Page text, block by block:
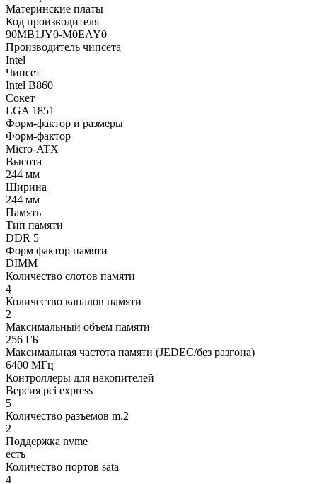
Материнские платы
Код производителя
90MB1JY0-M0EAY0
Производитель чипсета
Intel
Чипсет
Intel B860
Сокет
LGA 1851
Форм-фактор и размеры
Форм-фактор
Micro-ATX
Высота
244 мм
Ширина
244 мм
Память
Тип памяти
DDR 5
Форм фактор памяти
DIMM
Количество слотов памяти
4
Количество каналов памяти
2
Максимальный объем памяти
256 ГБ
Максимальная частота памяти (JEDEC/без разгона)
6400 МГц
Контроллеры для накопителей
Версия pci express
5
Количество разъемов m.2
2
Поддержка nvme
есть
Количество портов sata
4